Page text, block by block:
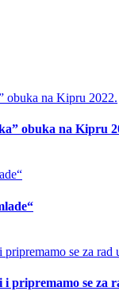
obuka na Kipru
pripremamo se za